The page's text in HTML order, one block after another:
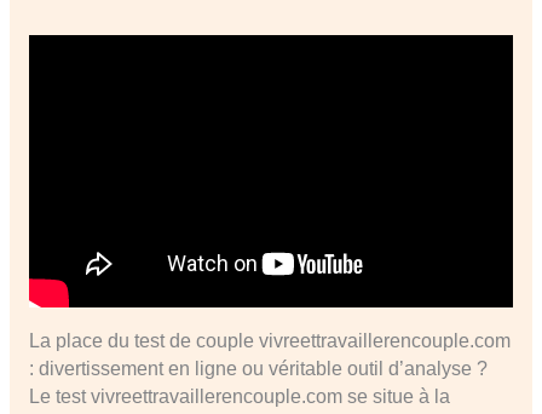
La place du test de couple vivreettravaillerencouple.com
: divertissement en ligne ou véritable outil d’analyse ?
Le test vivreettravaillerencouple.com se situe à la